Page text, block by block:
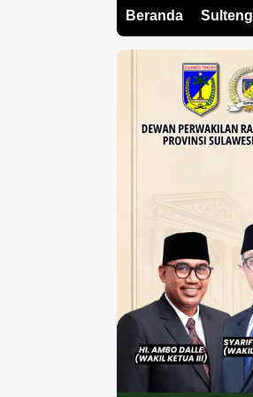
Beranda Sulteng